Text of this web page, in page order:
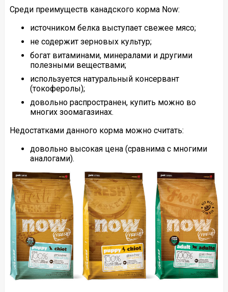
Среди преимуществ канадского корма Now:
источником белка выступает свежее мясо;
не содержит зерновых культур;
богат витаминами, минералами и другими
полезными веществами;
используется натуральный консервант
(токоферолы);
довольно распространен, купить можно во
многих зоомагазинах.
Недостатками данного корма можно считать:
довольно высокая цена (сравнима с многими
аналогами).